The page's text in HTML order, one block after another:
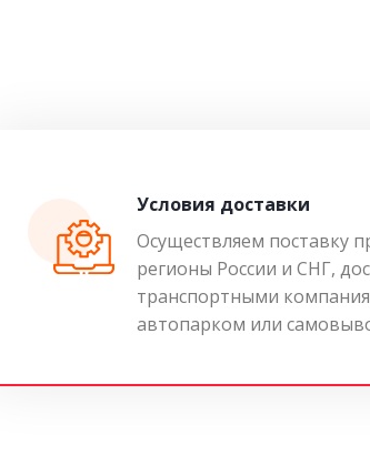
Условия доставки
Осуществляем поставку
регионы России и СНГ,
транспортными
автопарком или